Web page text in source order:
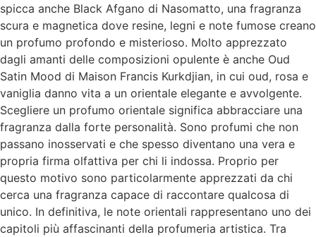
spicca anche Black Afgano di Nasomatto, una fragranza
scura e magnetica dove resine, legni e note fumose creano
un profumo profondo e misterioso. Molto apprezzato
dagli amanti delle composizioni opulente è anche Oud
Satin Mood di Maison Francis Kurkdjian, in cui oud, rosa e
vaniglia danno vita a un orientale elegante e avvolgente.
Scegliere un profumo orientale significa abbracciare una
fragranza dalla forte personalità. Sono profumi che non
passano inosservati e che spesso diventano una vera e
propria firma olfattiva per chi li indossa. Proprio per
questo motivo sono particolarmente apprezzati da chi
cerca una fragranza capace di raccontare qualcosa di
unico. In definitiva, le note orientali rappresentano uno dei
capitoli più affascinanti della profumeria artistica. Tra